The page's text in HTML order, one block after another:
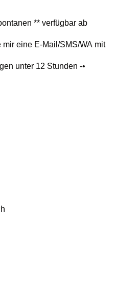
ab
eine E-Mail/SMS/WA mit
unter 12 Stunden -•